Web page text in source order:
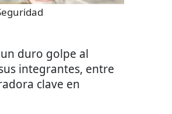
duro golpe al
integrantes, entre
clave en